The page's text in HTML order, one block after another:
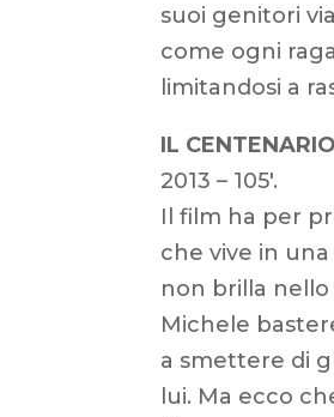
suoi genitori
come ogni
limitandosi a
IL
2013 – 105′.
Il film ha per
che vive in
non brilla
Michele
a smettere di
lui. Ma ecco